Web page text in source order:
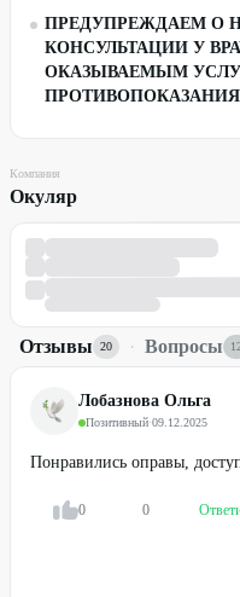
ПРЕДУПРЕЖДАЕМ О
КОНСУЛЬТАЦИИ У
ОКАЗЫВАЕМЫМ
Компания
Окуляр
Отзывы 20 · Вопросы
Лобазнова Ольга
Позитивный·09.12.2025
Понравились оправы,
0 0